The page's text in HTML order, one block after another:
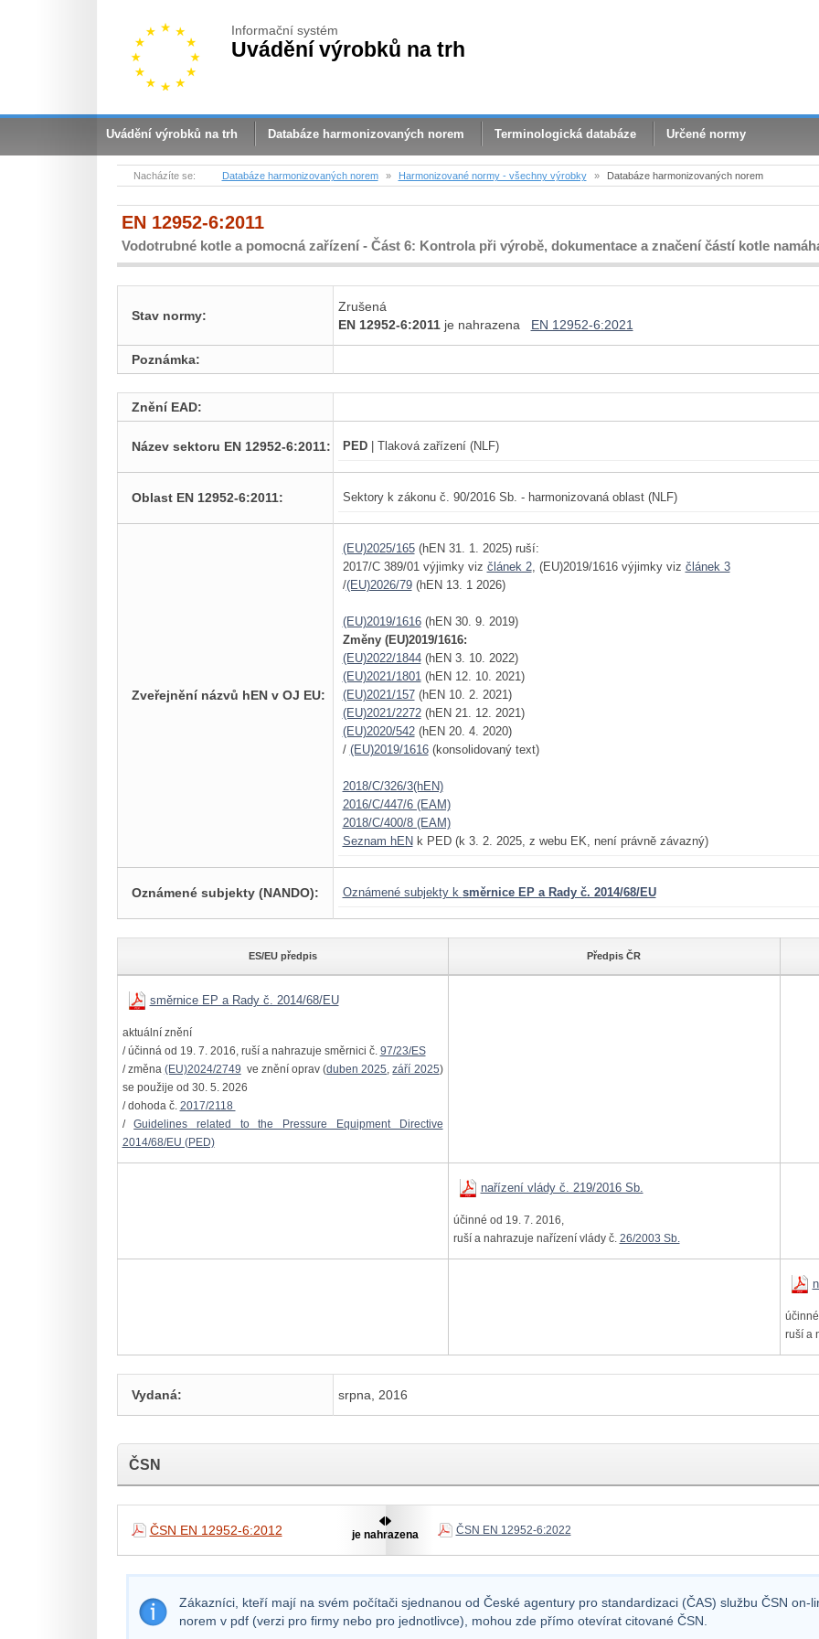
Informační systém
Uvádění výrobků na trh
Uvádění výrobků na trh Databáze harmonizovaných norem Terminologická databáze Určené normy
Nacházíte se: Databáze harmonizovaných norem » Harmonizované normy - všechny výrobky » Databáze harmonizovaných norem
EN 12952-6:2011
Vodotrubné kotle a pomocná zařízení - Část 6: Kontrola při výrobě, dokumentace a značení částí kotle
Stav normy:
Zrušená
EN 12952-6:2011je nahrazena EN 12952-6:2021
Poznámka:
Znění EAD:
Název sektoru EN 12952-6:2011: PED| Tlaková zařízení (NLF)
Oblast EN 12952-6:2011: Sektory k zákonu č. 90/2016 Sb. - harmonizovaná oblast (NLF)
Zveřejnění názvů hEN v OJ EU:
(EU)2025/165(hEN 31. 1. 2025) ruší:
2017/C 389/01 výjimky viz článek 2, (EU)2019/1616 výjimky viz článek 3
/(EU)2026/79(hEN 13. 1 2026)
(EU)2019/1616(hEN 30. 9. 2019)
Změny (EU)2019/1616:
(EU)2022/1844(hEN 3. 10. 2022)
(EU)2021/1801(hEN 12. 10. 2021)
(EU)2021/157(hEN 10. 2. 2021)
(EU)2021/2272(hEN 21. 12. 2021)
(EU)2020/542(hEN 20. 4. 2020)
/ (EU)2019/1616(konsolidovaný text)
2018/C/326/3(hEN)
2016/C/447/6 (EAM)
2018/C/400/8 (EAM)
Seznam hEN k PED (k 3. 2. 2025, z webu EK, není právně závazný)
Oznámené subjekty (NANDO): Oznámené subjekty k směrnice EP a Rady č. 2014/68/EU
ES/EU předpis Předpis ČR
směrnice EP a Rady č. 2014/68/EU
aktuální znění
/ účinná od 19. 7. 2016, ruší a nahrazuje směrnici č. 97/23/ES
/ změna (EU)2024/2749 ve znění oprav (duben 2025,září 2025)
se použije od 30. 5. 2026
/ dohoda č. 2017/2118
/Guidelines related to the Pressure Equipment Directive
2014/68/EU (PED)
nařízení vlády č. 219/2016 Sb.
účinné od 19. 7. 2016,
ruší a nahrazuje nařízení vlády č. 26/2003 Sb.
ruší a
Vydaná: srpna, 2016
ČSN
ČSN EN 12952-6:2012 je nahrazena ČSN EN 12952-6:2022
Zákazníci, kteří mají na svém počítači sjednanou od České agentury pro standardizaci (ČAS) službu ČSN on-
norem v pdf (verzi pro firmy nebo pro jednotlivce), mohou zde přímo otevírat citované ČSN.